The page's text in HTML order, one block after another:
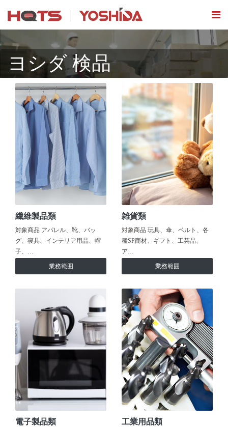
ヨシダ 検品
繊維製品類
対象商品 アパレル、靴、バッ
グ、寝具、インテリア用品、帽
子、…
業務範囲
雑貨類
対象商品 玩具、傘、ベルト、各
種SP商材、ギフト、工芸品、
ア…
業務範囲
電子製品類 工業用品類